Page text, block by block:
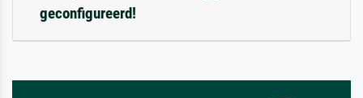
geconfigureerd!